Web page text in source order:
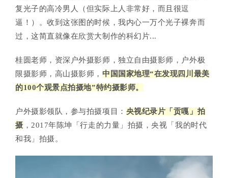
复光子的高冷男人（但实际上人非常好，而且很逗
逼！ ）。收到这张图的时候，我内心一万个光子裸奔而
过，这简直就像在欣赏大制作的科幻片...
桂圆老师， 资深户外摄影师，独立自由摄影师，户外极
限摄影师，高山摄影师， 中国国家地理“在发现四川最美
的100个观景点拍摄地”特约摄影师。
户外摄影领队，参与拍摄项目： 央视纪录片「贡嘎」拍
摄 ，2017年陈坤「行走的力量」拍摄，央视「我的时代
和我」拍摄。